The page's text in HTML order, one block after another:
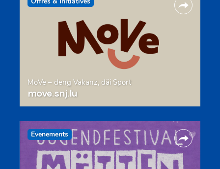
MoVe – deng Vakanz, däi Sport
move.snj.lu
Evenements